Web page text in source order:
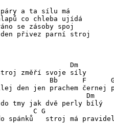
a ta sílu má
co chleba ujídá
se zásoby spoj
přivez parní stroj
Dm
změří svoje síly
Bb      F
den jen prachem černej
Dm
tmy jak dvě perly bílý
C G
spánků   stroj má